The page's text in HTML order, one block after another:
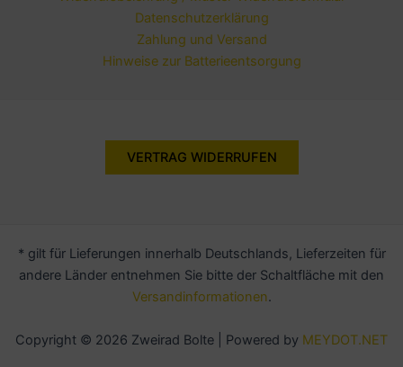
Datenschutzerklärung
Zahlung und Versand
Hinweise zur Batterieentsorgung
VERTRAG WIDERRUFEN
* gilt für Lieferungen innerhalb Deutschlands, Lieferzeiten für
andere Länder entnehmen Sie bitte der Schaltfläche mit den
Versandinformationen.
Copyright © 2026 Zweirad Bolte | Powered by MEYDOT.NET